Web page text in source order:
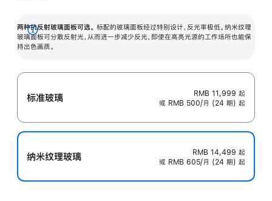
两种抗反射玻璃面板可选。 标配的玻璃面板经过特别设计，反光率极低。纳米纹理
玻璃面板可分散反射光，从而进一步减少反光，即使在高亮光源的工作场所也能保
持出色画质。
展
开
标准玻璃 RMB 11,999 起
或 RMB 500/月 (24 期) 起
纳米纹理玻璃 RMB 14,499 起
或 RMB 605/月 (24 期) 起